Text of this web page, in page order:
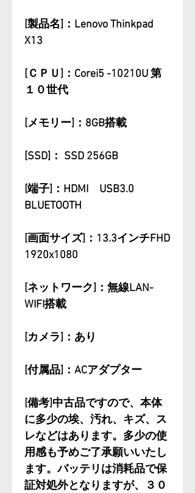
[製品名]：Lenovo Thinkpad
X13
[ＣＰＵ]：Corei5 -10210U 第
１０世代
[メモリー]：8GB搭載
[SSD]： SSD 256GB
[端子]：HDMI USB3.0
BLUETOOTH
[画面サイズ]：13.3インチFHD
1920x1080
[ネットワーク]：無線LAN-
WIFI搭載
[カメラ]：あり
[付属品]：ACアダプター
[備考]中古品ですので、本体
に多少の埃、汚れ、キズ、ス
レなどはあります。多少の使
用感も予めご了承願いいたし
ます。バッテリは消耗品で保
証対処外となりますが、３０